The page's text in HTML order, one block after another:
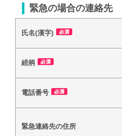
緊急の場合の連絡先
氏名(漢字)
続柄
電話番号
緊急連絡先の住所